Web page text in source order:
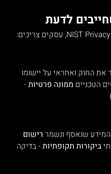
לדעת
את החוק ואחראי על יישומו
הטכניים ממונה פרטיות -
שנאסף ונשמר רישום
ביקורות תקופתיות - בדיקה